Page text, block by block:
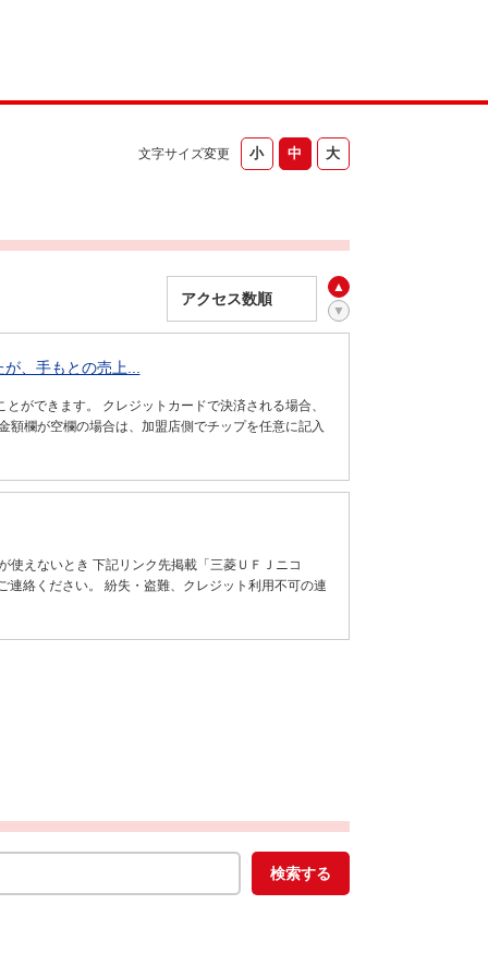
文字サイズ変更
、手もとの売上...
ができます。 クレジットカードで決済される場合、
欄が空欄の場合は、加盟店側でチップを任意に記入
使えないとき 下記リンク先掲載「三菱ＵＦＪニコ
絡ください。 紛失・盗難、クレジット利用不可の連